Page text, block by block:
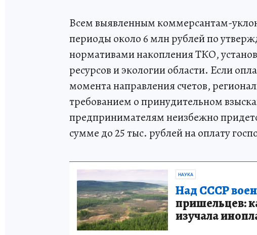
Всем выявленным коммерсантам-
периоды около 6 млн рублей по
нормативами накопления ТКО,
ресурсов и экологии области. Если
момента направления счетов,
требованием о принудительном
предпринимателям неизбежно
сумме до 25 тыс. рублей на оплату
НАУКА
Над СССР
пришельцев:
изучала